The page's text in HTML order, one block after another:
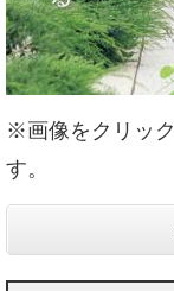
※画像をクリッ
す。